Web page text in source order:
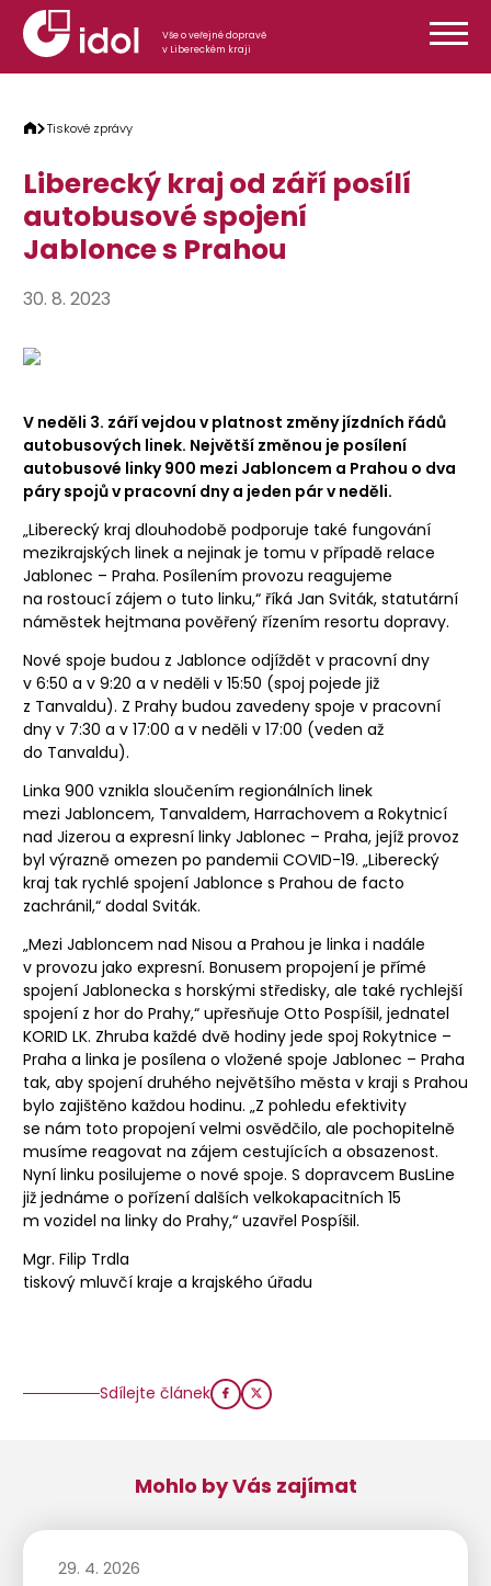
Přeskočit na obsah
Vše o veřejné dopravě
v Libereckém kraji
Tiskové zprávy
Liberecký kraj od září posílí
autobusové spojení
Jablonce s Prahou
30. 8. 2023
V neděli 3. září vejdou v platnost změny jízdních řádů
autobusových linek. Největší změnou je posílení
autobusové linky 900 mezi Jabloncem a Prahou o dva
páry spojů v pracovní dny a jeden pár v neděli.
„Liberecký kraj dlouhodobě podporuje také fungování
mezikrajských linek a nejinak je tomu v případě relace
Jablonec – Praha. Posílením provozu reagujeme
na rostoucí zájem o tuto linku,“ říká Jan Sviták, statutární
náměstek hejtmana pověřený řízením resortu dopravy.
Nové spoje budou z Jablonce odjíždět v pracovní dny
v 6:50 a v 9:20 a v neděli v 15:50 (spoj pojede již
z Tanvaldu). Z Prahy budou zavedeny spoje v pracovní
dny v 7:30 a v 17:00 a v neděli v 17:00 (veden až
do Tanvaldu).
Linka 900 vznikla sloučením regionálních linek
mezi Jabloncem, Tanvaldem, Harrachovem a Rokytnicí
nad Jizerou a expresní linky Jablonec – Praha, jejíž provoz
byl výrazně omezen po pandemii COVID-19. „Liberecký
kraj tak rychlé spojení Jablonce s Prahou de facto
zachránil,“ dodal Sviták.
„Mezi Jabloncem nad Nisou a Prahou je linka i nadále
v provozu jako expresní. Bonusem propojení je přímé
spojení Jablonecka s horskými středisky, ale také rychlejší
spojení z hor do Prahy,“ upřesňuje Otto Pospíšil, jednatel
KORID LK. Zhruba každé dvě hodiny jede spoj Rokytnice –
Praha a linka je posílena o vložené spoje Jablonec – Praha
tak, aby spojení druhého největšího města v kraji s Prahou
bylo zajištěno každou hodinu. „Z pohledu efektivity
se nám toto propojení velmi osvědčilo, ale pochopitelně
musíme reagovat na zájem cestujících a obsazenost.
Nyní linku posilujeme o nové spoje. S dopravcem BusLine
již jednáme o pořízení dalších velkokapacitních 15
m vozidel na linky do Prahy,“ uzavřel Pospíšil.
Mgr. Filip Trdla
tiskový mluvčí kraje a krajského úřadu
Sdílejte článek
Mohlo by Vás zajímat
29. 4. 2026